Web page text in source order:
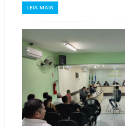
LEIA MAIS